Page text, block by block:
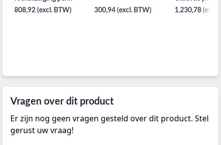
25st. met 3m kabel
808,92 (excl. BTW) 300,94 (excl. BTW)
1.230,78 (excl.
Vragen over dit product
Er zijn nog geen vragen gesteld over dit product. Stel
gerust uw vraag!